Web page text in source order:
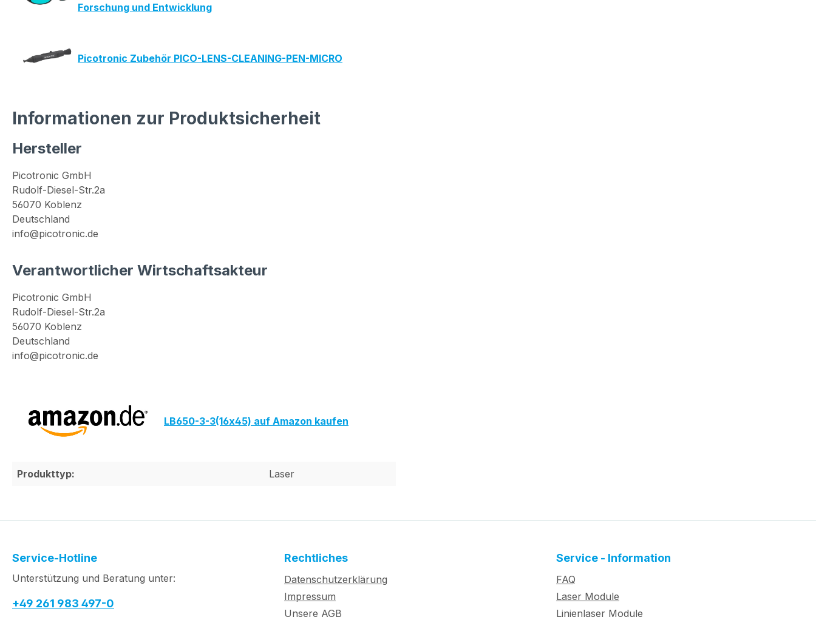
Forschung und Entwicklung
Picotronic Zubehör PICO-LENS-CLEANING-PEN-MICRO
Informationen zur Produktsicherheit
Hersteller
Picotronic GmbH
Rudolf-Diesel-Str.2a
56070 Koblenz
Deutschland
info@picotronic.de
Verantwortlicher Wirtschaftsakteur
Picotronic GmbH
Rudolf-Diesel-Str.2a
56070 Koblenz
Deutschland
info@picotronic.de
LB650-3-3(16x45) auf Amazon kaufen
Produkttyp: Laser
Service-Hotline
Unterstützung und Beratung unter:
+49 261 983 497-0
Rechtliches
Datenschutzerklärung
Impressum
Unsere AGB
Service - Information
FAQ
Laser Module
Linienlaser Module